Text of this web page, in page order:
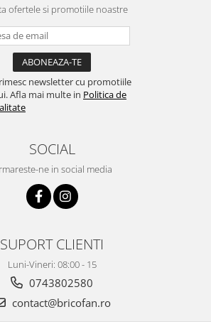
butelii de
butelii
electrice
ofertele si promotiile noastre
newsletter cu promotiile
Afla mai multe in Politica de
SOCIAL
ne in social media
SUPORT CLIENTI
Luni-Vineri: 08:00 - 15
0743802580
contact@bricofan.ro